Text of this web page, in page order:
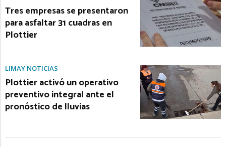
Tres empresas se presentaron
para asfaltar 31 cuadras en
Plottier
LIMAY NOTICIAS
Plottier activó un operativo
preventivo integral ante el
pronóstico de lluvias